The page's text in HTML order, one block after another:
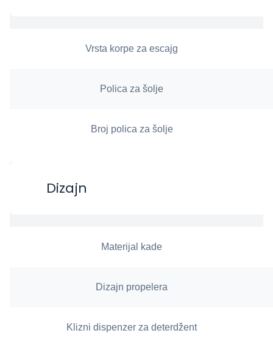
Vrsta korpe za escajg
Polica za šolje
Broj polica za šolje
Dizajn
Materijal kade
Dizajn propelera
Klizni dispenzer za deterdžent